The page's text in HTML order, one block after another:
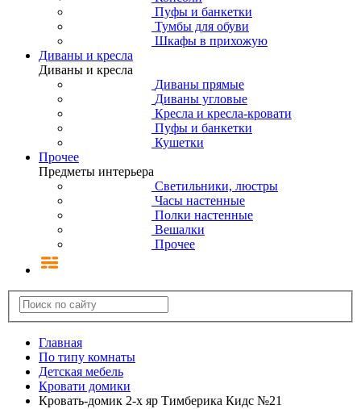
Пуфы и банкетки
Тумбы для обуви
Шкафы в прихожую
Диваны и кресла
Диваны и кресла
Диваны прямые
Диваны угловые
Кресла и кресла-кровати
Пуфы и банкетки
Кушетки
Прочее
Предметы интерьера
Светильники, люстры
Часы настенные
Полки настенные
Вешалки
Прочее
Главная
По типу комнаты
Детская мебель
Кровати домики
Кровать-домик 2-х яр Тимберика Кидс №21